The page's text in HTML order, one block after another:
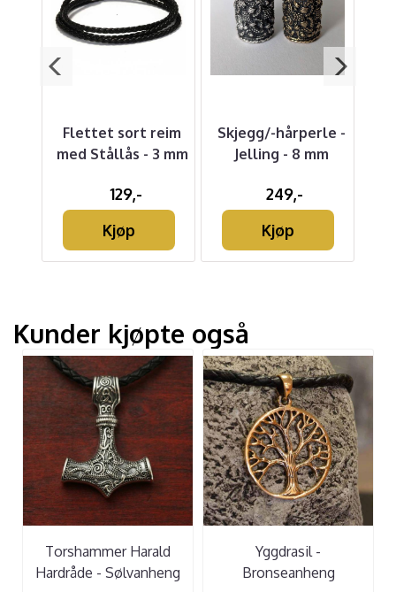
Flettet sort reim
med Stållås - 3 mm
129,-
Kjøp
Skjegg/-hårperle -
Jelling - 8 mm
249,-
Kjøp
Kunder kjøpte også
Torshammer Harald
Hardråde - Sølvanheng
Yggdrasil -
Bronseanheng